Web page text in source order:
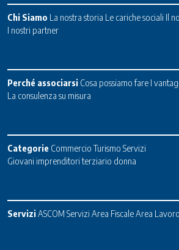
Chi Siamo La nostra storia Le cariche sociali Il
I nostri partner
Perché associarsi Cosa possiamo fare I
La consulenza su misura
Categorie Commercio Turismo Servizi
Giovani imprenditori terziario donna
ServiziASCOM Servizi Area FiscaleArea Lavoro